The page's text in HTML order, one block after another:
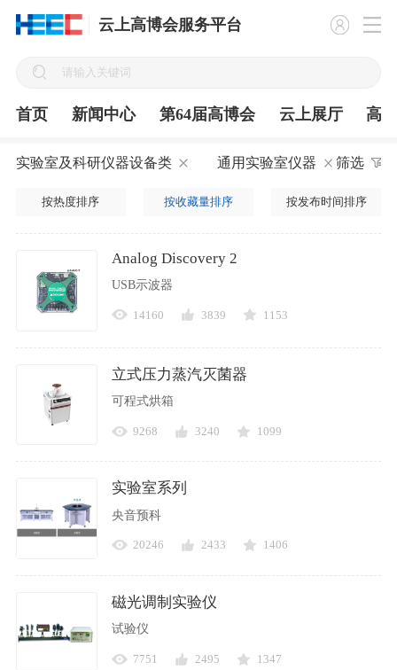
云上高博会服务平台
首页 新闻中心 第64届高博会 云上展厅 高
实验室及科研仪器设备类 通用实验室仪器 筛选
按热度排序 按收藏量排序 按发布时间排序
Analog Discovery 2
USB示波器
14160 3839 1153
立式压力蒸汽灭菌器
可程式烘箱
9268 3240 1099
实验室系列
央音预科
20246 2433 1406
磁光调制实验仪
试验仪
7751 2495 1347